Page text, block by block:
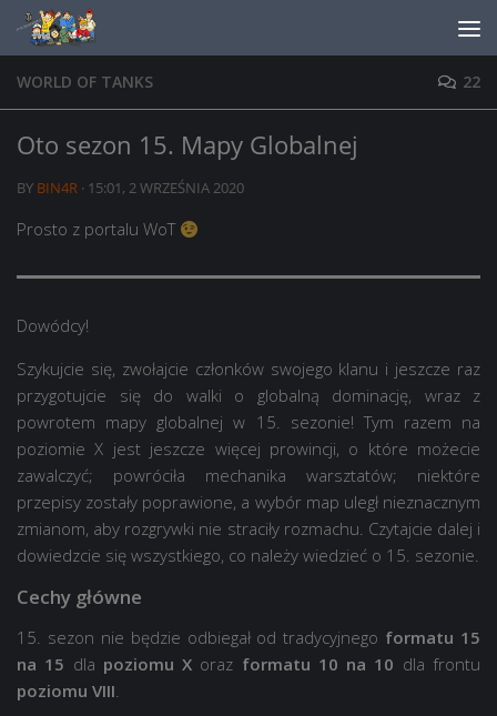
Skip to content
WORLD OF TANKS 22
Oto sezon 15. Mapy Globalnej
BY BIN4R · 15:01, 2 WRZEŚNIA 2020
Prosto z portalu WoT
Dowódcy!
Szykujcie się, zwołajcie członków swojego klanu i jeszcze raz
przygotujcie się do walki o globalną dominację, wraz z
powrotem mapy globalnej w 15. sezonie! Tym razem na
poziomie X jest jeszcze więcej prowincji, o które możecie
zawalczyć; powróciła mechanika warsztatów; niektóre
przepisy zostały poprawione, a wybór map uległ nieznacznym
zmianom, aby rozgrywki nie straciły rozmachu. Czytajcie dalej i
dowiedzcie się wszystkiego, co należy wiedzieć o 15. sezonie.
Cechy główne
15. sezon nie będzie odbiegał od tradycyjnego formatu 15
na 15 dla poziomu X oraz formatu 10 na 10 dla frontu
poziomu VIII.